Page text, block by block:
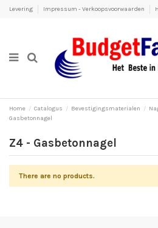
Levering Impressum - Verkoopsvoorwaarden
Home Catalogus Bevestigingsmaterialen
Gasbetonnagel
Z4 - Gasbetonnagel
There are no products.